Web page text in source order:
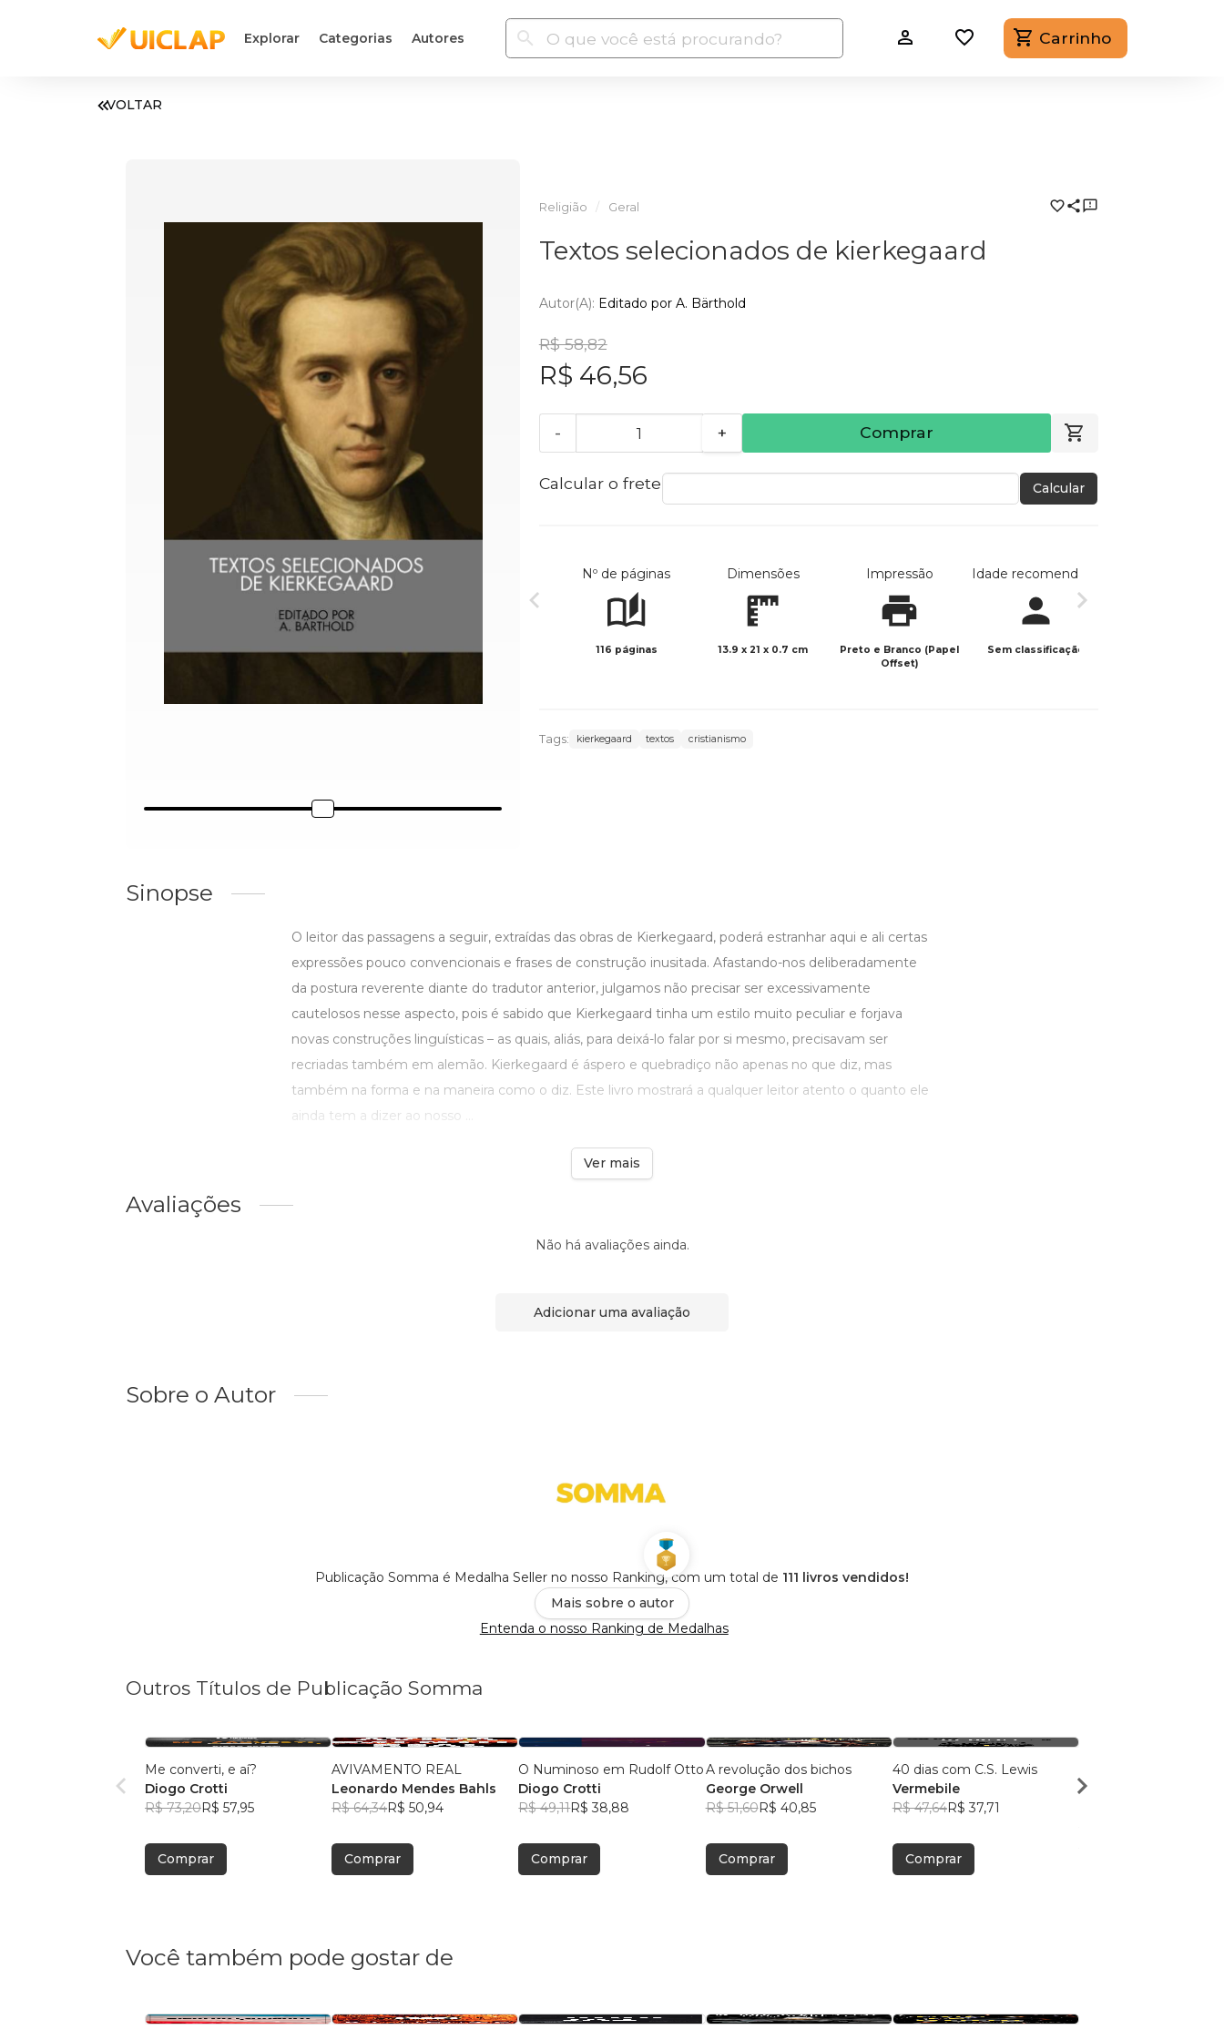
Explorar Categorias Autores Carrinho
VOLTAR
Religião Geral
Textos selecionados de kierkegaard
Autor(a): Editado por A. Bärthold
R$ 58,82
R$ 46,56
- + Comprar
Calcular o frete Calcular
Nº de páginas
116 páginas
Dimensões
13.9 x 21 x 0.7 cm
Impressão
Preto e Branco (Papel
Offset)
Idade recomendada
Sem classificação
Tags: kierkegaard textos cristianismo
Sinopse
O leitor das passagens a seguir, extraídas das obras de Kierkegaard, poderá estranhar aqui e ali certas
expressões pouco convencionais e frases de construção inusitada. Afastando-nos deliberadamente
da postura reverente diante do tradutor anterior, julgamos não precisar ser excessivamente
cautelosos nesse aspecto, pois é sabido que Kierkegaard tinha um estilo muito peculiar e forjava
novas construções linguísticas – as quais, aliás, para deixá-lo falar por si mesmo, precisavam ser
recriadas também em alemão. Kierkegaard é áspero e quebradiço não apenas no que diz, mas
também na forma e na maneira como o diz. Este livro mostrará a qualquer leitor atento o quanto ele
ainda tem a dizer ao nosso ...
Ver mais
Avaliações
Não há avaliações ainda.
Adicionar uma avaliação
Sobre o Autor
Publicação Somma é Medalha Seller no nosso Ranking, com um total de 111 livros vendidos!
Mais sobre o autor
Entenda o nosso Ranking de Medalhas
Outros Títulos de Publicação Somma
Me converti, e aí?
Diogo Crotti
R$ 73,20R$ 57,95
Comprar
AVIVAMENTO REAL
Leonardo Mendes Bahls
R$ 64,34R$ 50,94
Comprar
O Numinoso em Rudolf Otto
Diogo Crotti
R$ 49,11R$ 38,88
Comprar
A revolução dos bichos
George Orwell
R$ 51,60R$ 40,85
Comprar
40 dias com C.S. Lewis
Vermebile
R$ 47,64R$ 37,71
Comprar
facilitada
Você também pode gostar de